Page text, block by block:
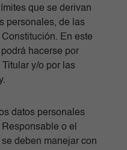
que se derivan
personales, de las
En este
hacerse por
y/o por las
datos personales
o el
deben manejar con